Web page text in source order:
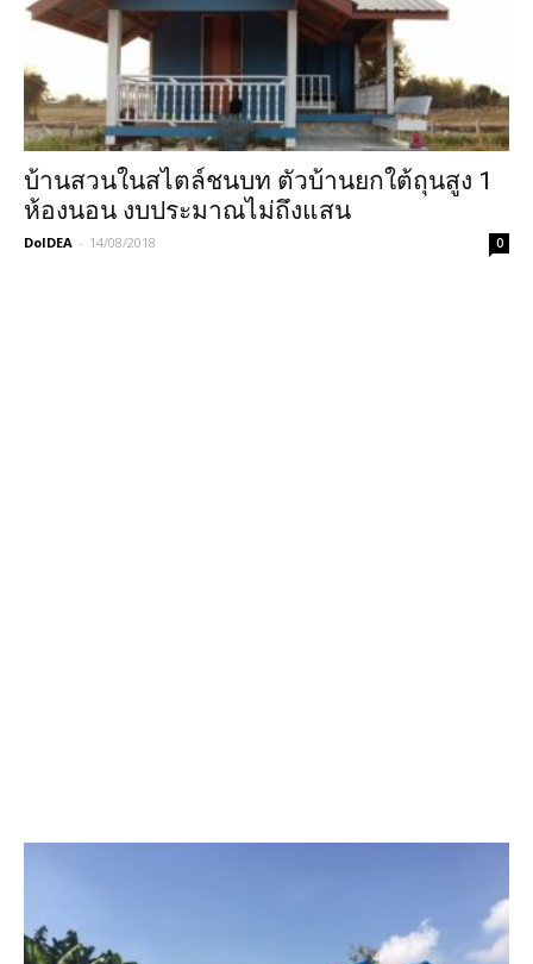
บ้านสวนในสไตล์ชนบท ตัวบ้านยกใต้ถุนสูง 1
ห้องนอน งบประมาณไม่ถึงแสน
DoIDEA - 14/08/2018 0